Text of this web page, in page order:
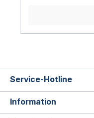
Service-Hotline
Information